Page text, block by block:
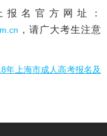
报名官方网址：
，请广大考生注意
年上海市成人高考报名及